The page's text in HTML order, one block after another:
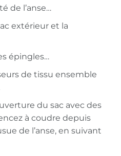
de l’anse…
extérieur et la
épingles…
de tissu ensemble
du sac avec des
à coudre depuis
de l’anse, en suivant